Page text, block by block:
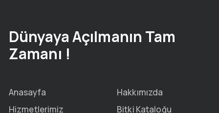
Dünyaya Açılmanın Tam
Zamanı !
Anasayfa
Hakkımızda
Hizmetlerimiz
Bitki Kataloğu